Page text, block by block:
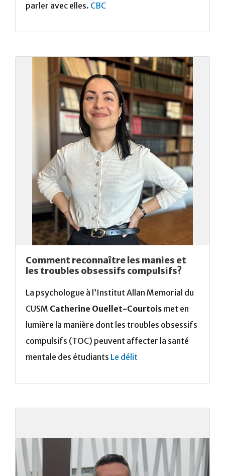
parler avec elles. CBC
Comment reconnaître les manies et
les troubles obsessifs compulsifs?
La psychologue à l’Institut Allan Memorial du
CUSM Catherine Ouellet-Courtois met en
lumière la manière dont les troubles obsessifs
compulsifs (TOC) peuvent affecter la santé
mentale des étudiants Le délit